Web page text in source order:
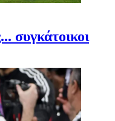
συγκάτοικοι